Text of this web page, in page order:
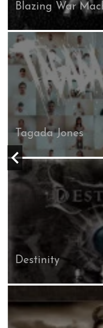
Blazing War
Tagada Jones
Destinity